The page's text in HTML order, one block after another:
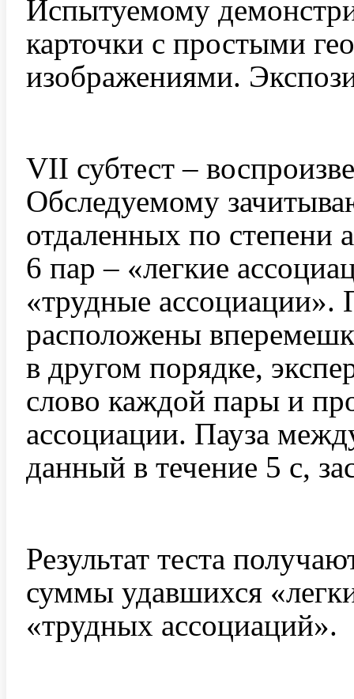
Испытуемому
карточки с простыми
изображениями.
VII субтест –
Обследуемому
отдаленных по степени
6 пар – «легкие
«трудные
расположены
в другом порядке,
слово каждой пары и
ассоциации. Пауза
данный в течение 5 с,
Результат теста
суммы удавшихся
«трудных ассоциаций».